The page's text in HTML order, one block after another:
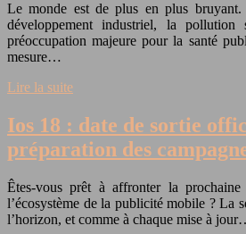
Le monde est de plus en plus bruyant.
développement industriel, la pollution
préoccupation majeure pour la santé
mesure…
Lire la suite
Ios 18 : date de sortie
préparation des
Êtes-vous prêt à affronter la prochaine
l’écosystème de la publicité mobile ? La
l’horizon, et comme à chaque mise à